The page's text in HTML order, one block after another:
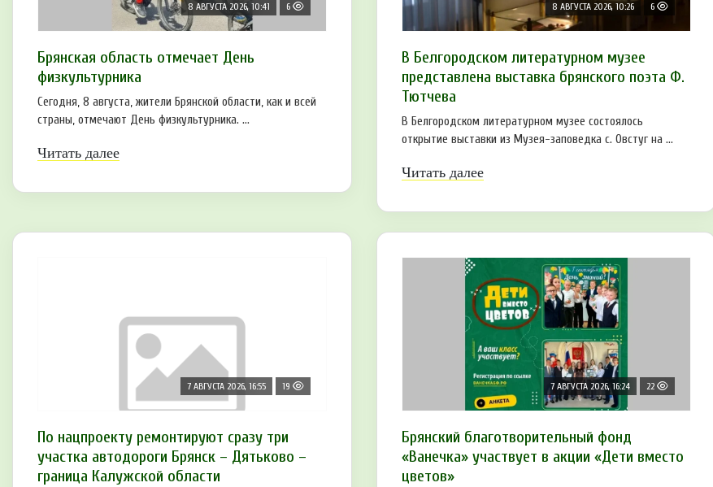
8 АВГУСТА 2026, 10:41 6
Брянская область отмечает День
физкультурника
Сегодня, 8 августа, жители Брянской области, как и всей
страны, отмечают День физкультурника. ...
Читать далее
8 АВГУСТА 2026, 10:26 6
В Белгородском литературном музее
представлена выставка брянского поэта Ф.
Тютчева
В Белгородском литературном музее состоялось
открытие выставки из Музея-заповедка с. Овстуг на ...
Читать далее
7 АВГУСТА 2026, 16:55 19
По нацпроекту ремонтируют сразу три
участка автодороги Брянск – Дятьково –
граница Калужской области
7 АВГУСТА 2026, 16:24 22
Брянский благотворительный фонд
«Ванечка» участвует в акции «Дети вместо
цветов»